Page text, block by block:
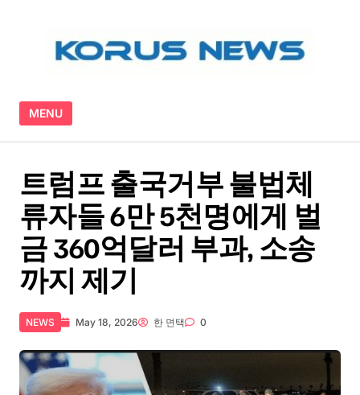
MENU
트럼프 출국거부 불법체
류자들 6만 5천명에게 벌
금 360억달러 부과, 소송
까지 제기
NEWS May 18, 2026 한 면택 0